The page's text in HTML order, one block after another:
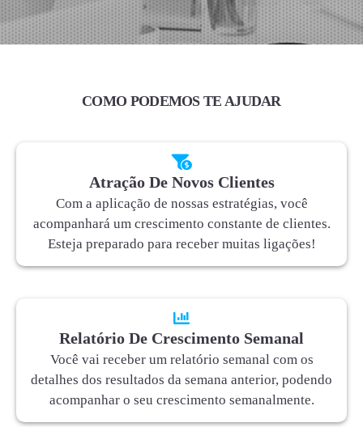
COMO PODEMOS TE AJUDAR
Atração De Novos Clientes
Com a aplicação de nossas estratégias, você
acompanhará um crescimento constante de clientes.
Esteja preparado para receber muitas ligações!
Relatório De Crescimento Semanal
Você vai receber um relatório semanal com os
detalhes dos resultados da semana anterior, podendo
acompanhar o seu crescimento semanalmente.